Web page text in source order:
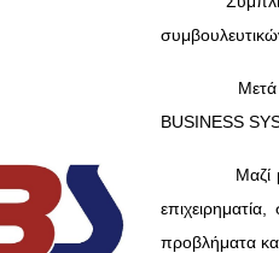
Μετά τη
BUSINESS
Μαζί με
προβλήματα